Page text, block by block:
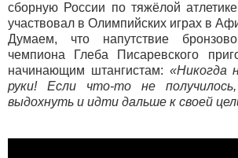
сборную России по тяжёлой
участвовал в Олимпийских играх в
Думаем, что напутствие
чемпиона Глеба Писаревского
начинающим штангистам: «Никогда
руки! Если что-то не
выдохнуть и идти дальше к своей